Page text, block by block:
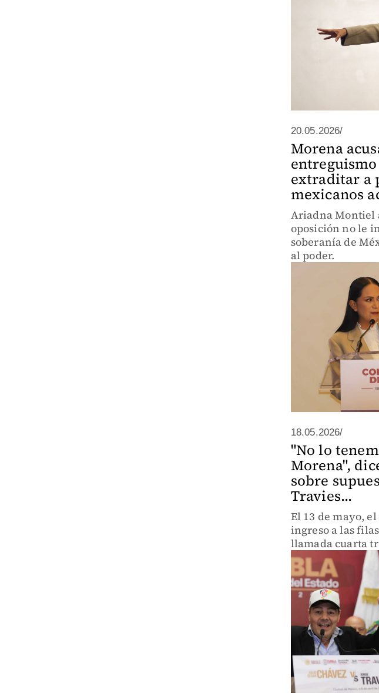
20.05.2026/
Morena
extraditar a
mexicanos
Ariadna Montiel
oposición no le
soberanía de
al poder.
18.05.2026/
"No lo
Morena",
sobre
Travies...
El 13 de mayo,
ingreso a las
llamada cuarta